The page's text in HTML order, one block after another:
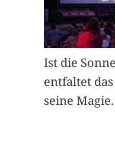
Ist die
entfaltet
seine Magie.